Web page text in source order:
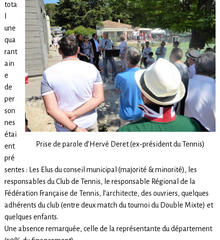
Prise de parole d’Hervé Deret (ex-président du Tennis)
tota
une
qua
rant
ain
e
de
per
son
nes
étai
ent
pré
sentes : Les Elus du conseil municipal (majorité & minorité), les
responsables du Club de Tennis, le responsable Régional de la
Fédération Française de Tennis, l’architecte, des ouvriers, quelques
adhérents du club (entre deux match du tournoi du Double Mixte) et
quelques enfants.
Une absence remarquée, celle de la représentante du département